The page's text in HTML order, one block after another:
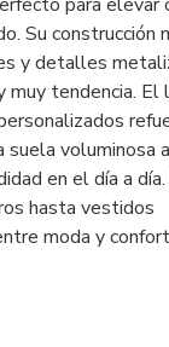
Su construcción
y detalles
muy tendencia. El
suela voluminosa
en el día a
hasta vestidos
moda y